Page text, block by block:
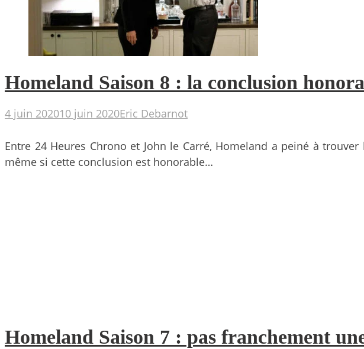
Homeland Saison 8 : la conclusion
4 juin 202010 juin 2020Eric Debarnot
Entre 24 Heures Chrono et John le Carré, Homeland a peiné à
même si cette conclusion est honorable…
Homeland Saison 7 : pas franchement